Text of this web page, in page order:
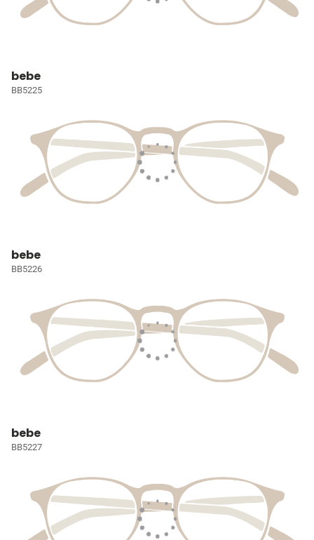
bebe
BB5225
bebe
BB5226
bebe
BB5227